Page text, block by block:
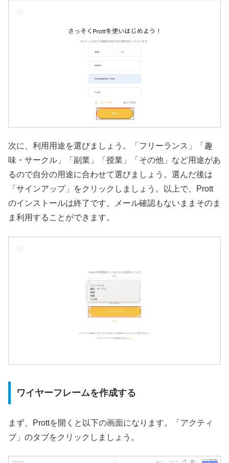
次に、利用用途を選びましょう。「フリーランス」「趣
味・サークル」「副業」「授業」「その他」など用途があ
るので自分の用途に合わせて選びましょう。選んだ後は
「サインアップ」をクリックしましょう。以上で、Prott
のインストールは終了です。メール確認もないままそのま
ま利用することができます。
ワイヤーフレームを作成する
まず、Prottを開くと以下の画面になります。「アクティ
ブ」のタブをクリックしましょう。